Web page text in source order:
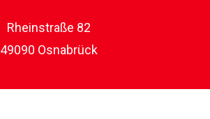
Rheinstraße 82
49090 Osnabrück